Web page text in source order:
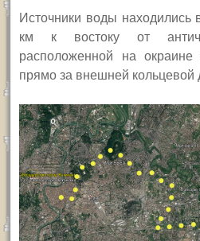
Источники воды находились
км к востоку от
расположенной на окраине
прямо за внешней кольцевой